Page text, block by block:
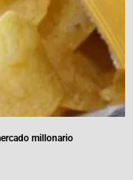
millonario